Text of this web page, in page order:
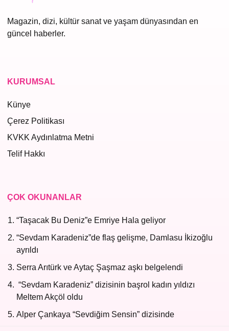
Magazin, dizi, kültür sanat ve yaşam dünyasından en
güncel haberler.
KURUMSAL
Künye
Çerez Politikası
KVKK Aydınlatma Metni
Telif Hakkı
ÇOK OKUNANLAR
“Taşacak Bu Deniz”e Emriye Hala geliyor
“Sevdam Karadeniz”de flaş gelişme, Damlasu İkizoğlu
ayrıldı
Serra Arıtürk ve Aytaç Şaşmaz aşkı belgelendi
“Sevdam Karadeniz” dizisinin başrol kadın yıldızı
Meltem Akçöl oldu
Alper Çankaya “Sevdiğim Sensin” dizisinde